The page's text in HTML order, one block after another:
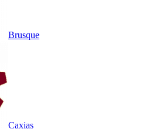
Brusque
Caxias